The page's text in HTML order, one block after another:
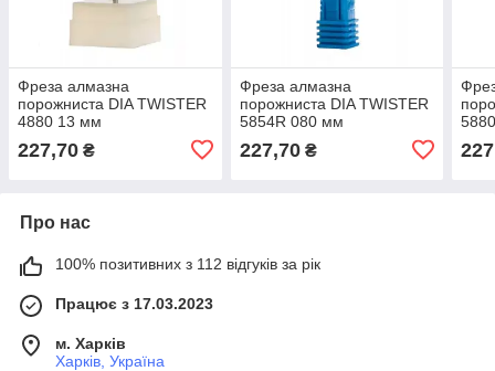
Фреза алмазна
порожниста DIA TWISTER
4880 13 мм
227,70 ₴
Фреза алмазна
порожниста DIA TWISTER
5854R 080 мм
227,70₴
Про нас
100% позитивних з 112 відгуків за рік
Працює з 17.03.2023
м. Харків
Харків, Україна